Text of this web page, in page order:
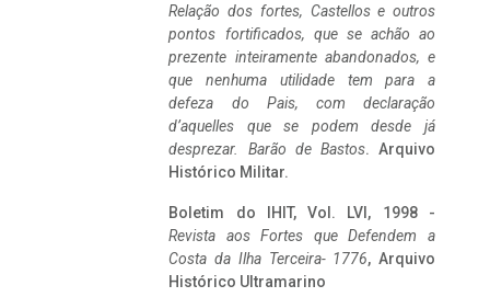
Relação dos fortes, Castellos e outros
pontos fortificados, que se achão ao
prezente inteiramente abandonados, e
que nenhuma utilidade tem para a
defeza do Pais, com declaração
d’aquelles que se podem desde já
desprezar. Barão de Bastos. Arquivo
Histórico Militar.
Boletim do IHIT, Vol. LVI, 1998 -
Revista aos Fortes que Defendem a
Costa da Ilha Terceira- 1776, Arquivo
Histórico Ultramarino